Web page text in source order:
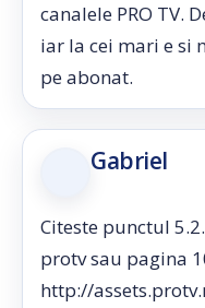
canalele PRO TV.
iar la cei mari e si
pe abonat.
Gabriel
Citeste punctul
protv sau pagina
http://